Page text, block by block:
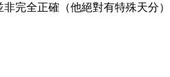
完全正確（他絕對有特殊天分